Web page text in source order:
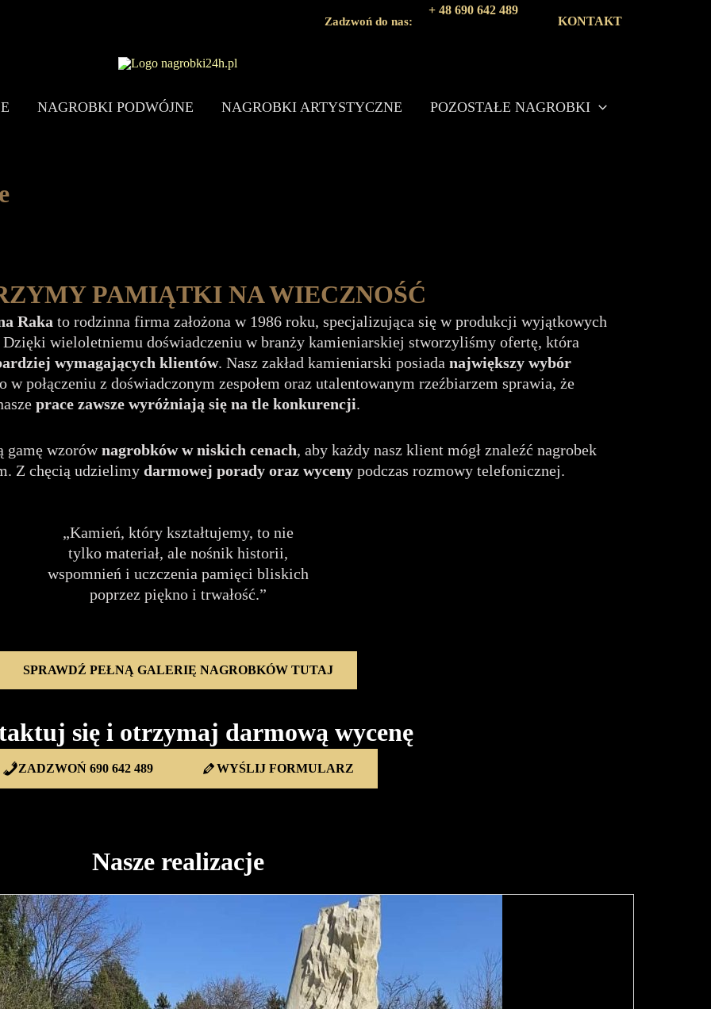
Zadzwoń do nas:
+ 48 690 642 489
KONTAKT
NAGROBKI PODWÓJNE NAGROBKI ARTYSTYCZNE POZOSTAŁE NAGROBKI
PAMIĄTKI NA WIECZNOŚĆ
Raka to rodzinna firma założona w 1986 roku, specjalizująca się w produkcji wyjątkowych
wieloletniemu doświadczeniu w branży kamieniarskiej stworzyliśmy ofertę, która
wymagających klientów. Nasz zakład kamieniarski posiada największy wybór
w połączeniu z doświadczonym zespołem oraz utalentowanym rzeźbiarzem sprawia, że
prace zawsze wyróżniają się na tle konkurencji.
gamę wzorównagrobków w niskich cenach, aby każdy nasz klient mógł znaleźć nagrobek
Z chęcią udzielimy darmowej porady oraz wycenypodczas rozmowy telefonicznej.
„Kamień, który kształtujemy, to nie
tylko materiał, ale nośnik historii,
wspomnień i uczczenia pamięci bliskich
poprzez piękno i trwałość.”
SPRAWDŹ PEŁNĄ GALERIĘ NAGROBKÓW TUTAJ
się i otrzymaj darmową wycenę
ZADZWOŃ 690 642 489 WYŚLIJ FORMULARZ
Nasze realizacje